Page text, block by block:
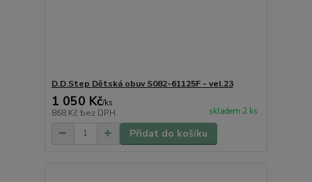
D.D.Step Dětská obuv S082-61125F - vel.23
1 050 Kč/ks
868 Kč bez DPH skladem 2 ks
Přidat do košíku